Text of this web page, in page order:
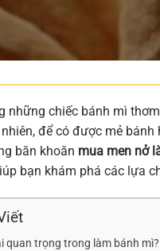
những chiếc bánh mì
để có được mẻ bánh
băn khoăn mua men nở
bạn khám phá các lựa
quan trọng trong làm bánh mì?